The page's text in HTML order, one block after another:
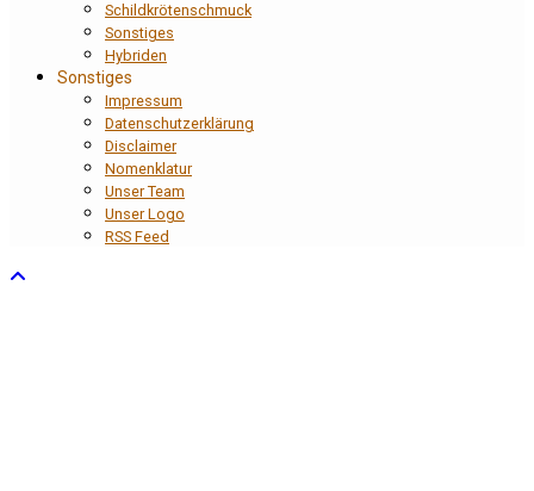
Schildkrötenschmuck
Sonstiges
Hybriden
Sonstiges
Impressum
Datenschutzerklärung
Disclaimer
Nomenklatur
Unser Team
Unser Logo
RSS Feed